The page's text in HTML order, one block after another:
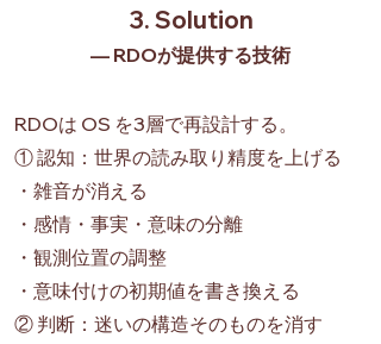
3. Solution
— RDOが提供する技術
RDOは OS を3層で再設計する。
① 認知：世界の読み取り精度を上げる
・雑音が消える
・感情・事実・意味の分離
・観測位置の調整
・意味付けの初期値を書き換える
② 判断：迷いの構造そのものを消す